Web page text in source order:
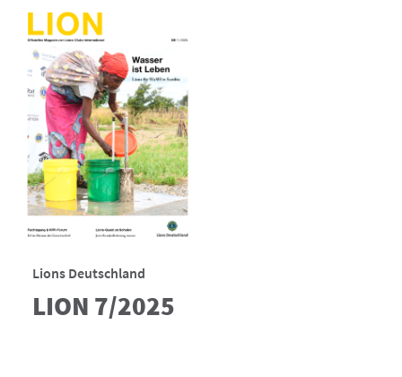
Lions Deutschland
LION 7/2025